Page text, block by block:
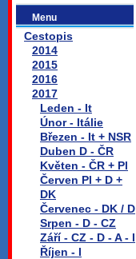
Menu
Cestopis
2014
2015
2016
2017
Leden - It
Únor - Itálie
Březen - It + NSR
Duben D - ČR
Květen - ČR + Pl
Červen Pl + D +
DK
Červenec - DK / D
Srpen - D - CZ
Září - CZ - D - A - I
Říjen - I